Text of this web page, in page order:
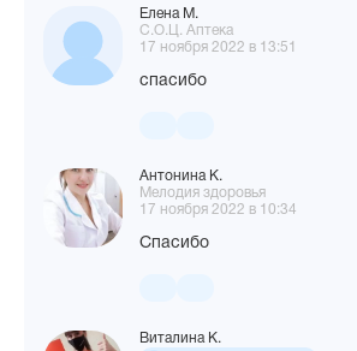
Елена М.
С.О.Ц. Аптека
17 ноября 2022 в 13:51
спасибо
Антонина К.
Мелодия здоровья
17 ноября 2022 в 10:34
Спасибо
Виталина К.